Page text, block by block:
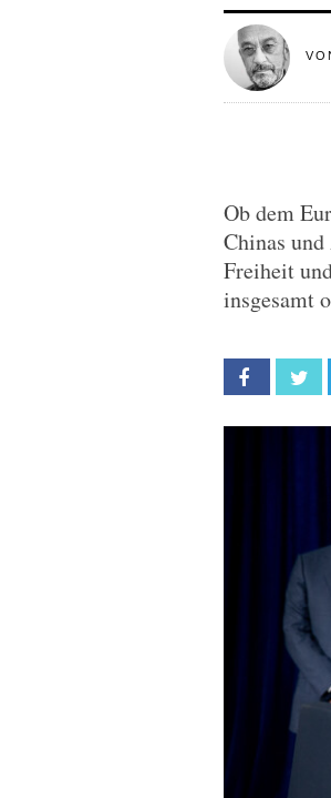
Ob dem
Chinas
Freiheit
insgesamt
Facebook